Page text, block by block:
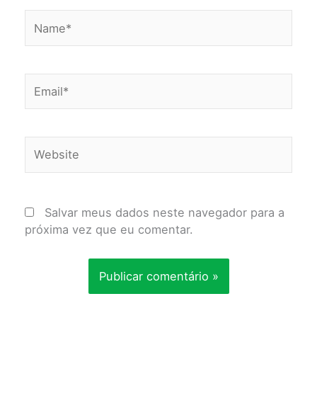
Salvar meus dados neste navegador para a
próxima vez que eu comentar.